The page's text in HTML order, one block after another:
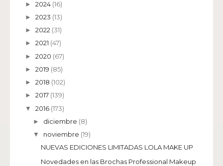
► 2024 (16)
► 2023 (13)
► 2022 (31)
► 2021 (47)
► 2020 (67)
► 2019 (85)
► 2018 (102)
► 2017 (139)
▼ 2016 (173)
► diciembre (8)
▼ noviembre (19)
NUEVAS EDICIONES LIMITADAS LOLA MAKE UP
Novedades en las Brochas Professional Makeup